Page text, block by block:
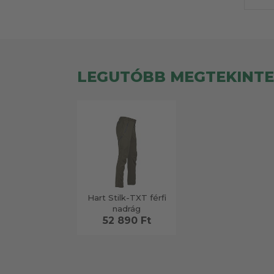
LEGUTÓBB
Hart Stilk-TXT férfi
nadrág
52 890 Ft